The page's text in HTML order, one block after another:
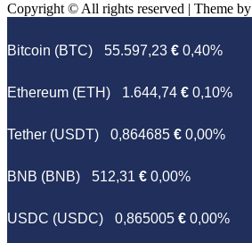
Copyright © All rights reserved | Theme by
Bitcoin (BTC) 55.597,23 € 0,40%
Ethereum (ETH) 1.644,74 € 0,10%
Tether (USDT) 0,864685 € 0,00%
BNB (BNB) 512,31 € 0,00%
USDC (USDC) 0,865005 € 0,00%